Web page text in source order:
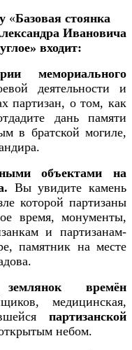
«Базовая стоянка
Ивановича
входит:
мемориального
деятельности и
партизан, о том, как
дань памяти
в братской могиле,
объектами на
Вы увидите камень
которой партизаны
время, монументы,
и партизанам-
памятник на месте
времён
медицинская,
партизанской
небом.